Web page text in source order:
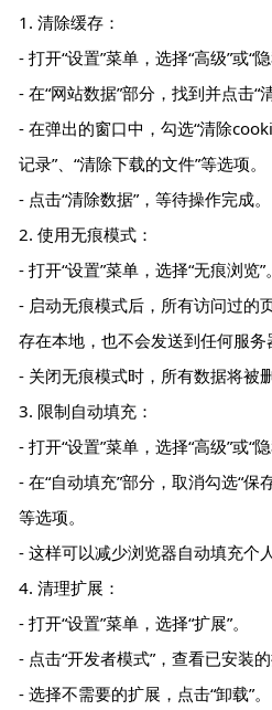
1. 清除缓存：
- 打开“设置”菜单，选择“高级”或“隐
- 在“网站数据”部分，找到并点击“
- 在弹出的窗口中，勾选“清除
记录”、“清除下载的文件”等选项。
- 点击“清除数据”，等待操作完成。
2. 使用无痕模式：
- 打开“设置”菜单，选择“无痕浏览”。
- 启动无痕模式后，所有访问过的
存在本地，也不会发送到任何服务
- 关闭无痕模式时，所有数据将被删
3. 限制自动填充：
- 打开“设置”菜单，选择“高级”或“隐
- 在“自动填充”部分，取消勾选“保
等选项。
- 这样可以减少浏览器自动填充个
4. 清理扩展：
- 打开“设置”菜单，选择“扩展”。
- 点击“开发者模式”，查看已安装的
- 选择不需要的扩展，点击“卸载”。